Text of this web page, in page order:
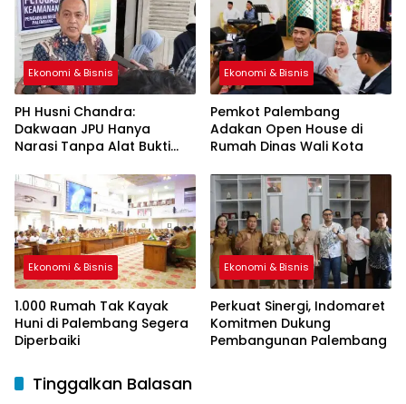
Ekonomi & Bisnis
PH Husni Chandra:
Dakwaan JPU Hanya
Narasi Tanpa Alat Bukti
Ekonomi & Bisnis
Pemkot Palembang
Adakan Open House di
Rumah Dinas Wali Kota
Ekonomi & Bisnis
1.000 Rumah Tak Kayak
Huni di Palembang Segera
Diperbaiki
Ekonomi & Bisnis
Perkuat Sinergi, Indomaret
Komitmen Dukung
Pembangunan Palembang
Tinggalkan Balasan